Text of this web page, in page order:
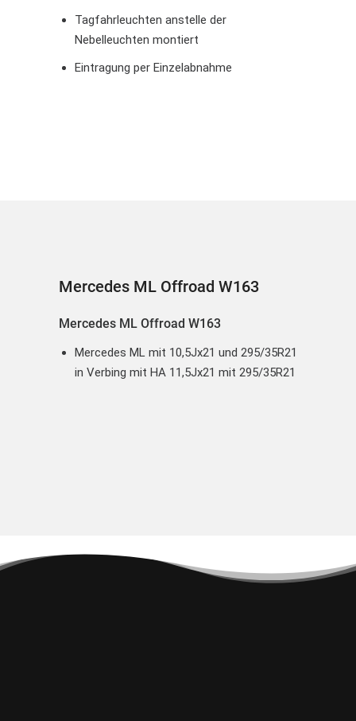
Tagfahrleuchten anstelle der
Nebelleuchten montiert
Eintragung per Einzelabnahme
Mercedes ML Offroad W163
Mercedes ML Offroad W163
Mercedes ML mit 10,5Jx21 und 295/35R21
in Verbing mit HA 11,5Jx21 mit 295/35R21